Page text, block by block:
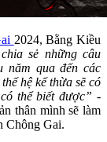
2024, Bằng Kiều
sẻ những câu
năm qua đến các
hệ kế thừa sẽ có
thể biết được” -
thân mình sẽ làm
Chông Gai.